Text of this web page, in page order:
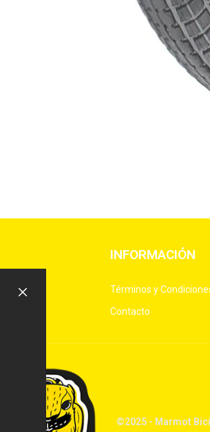
INFORMACIÓN
Términos y
Contacto
©2025 - Marmot